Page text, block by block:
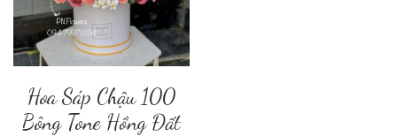
Hoa Sáp Chậu 100
Bông Tone Hồng Đất